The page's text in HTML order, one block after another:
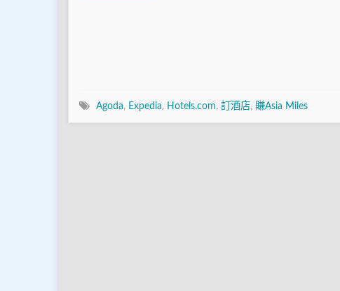
Agoda, Expedia, Hotels.com, 訂酒店, 賺Asia Miles